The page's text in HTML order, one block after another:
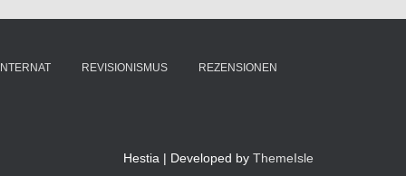
REVISIONISMUS REZENSIONEN
Hestia | Developed by ThemeIsle